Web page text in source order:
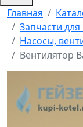
Главная
Запчасти для
Насосы,
Вентилятор